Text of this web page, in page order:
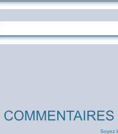
Soyez